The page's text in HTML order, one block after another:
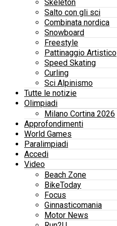
Skeleton
Salto con gli sci
Combinata nordica
Snowboard
Freestyle
Pattinaggio Artistico
Speed Skating
Curling
Sci Alpinismo
Tutte le notizie
Olimpiadi
Milano Cortina 2026
Approfondimenti
World Games
Paralimpiadi
Accedi
Video
Beach Zone
BikeToday
Focus
Ginnasticomania
Motor News